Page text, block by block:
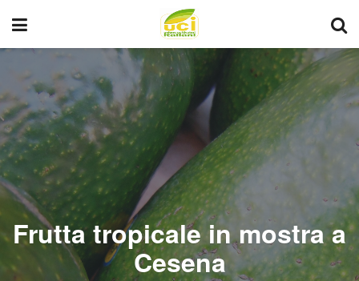
Frutta tropicale in mostra a
Cesena